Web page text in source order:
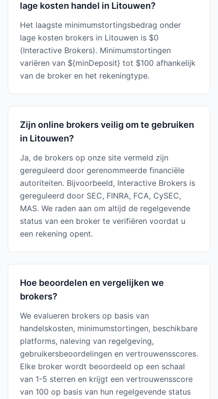
lage kosten handel in Litouwen?
Het laagste minimumstortingsbedrag onder
lage kosten brokers in Litouwen is $0
(Interactive Brokers). Minimumstortingen
variëren van ${minDeposit} tot $100 afhankelijk
van de broker en het rekeningtype.
Zijn online brokers veilig om te gebruiken
in Litouwen?
Ja, de brokers op onze site vermeld zijn
gereguleerd door gerenommeerde financiële
autoriteiten. Bijvoorbeeld, Interactive Brokers is
gereguleerd door SEC, FINRA, FCA, CySEC,
MAS. We raden aan om altijd de regelgevende
status van een broker te verifiëren voordat u
een rekening opent.
Hoe beoordelen en vergelijken we
brokers?
We evalueren brokers op basis van
handelskosten, minimumstortingen, beschikbare
platforms, naleving van regelgeving,
gebruikersbeoordelingen en vertrouwensscores.
Elke broker wordt beoordeeld op een schaal
van 1-5 sterren en krijgt een vertrouwensscore
van 100 op basis van hun regelgevende status